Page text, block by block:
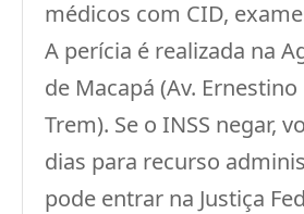
médicos com CID,
A perícia é realizada na
de Macapá (Av.
Trem). Se o INSS negar,
dias para recurso
pode entrar na Justiça